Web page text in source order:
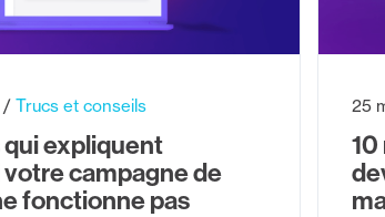
qui expliquent
campagne de
fonctionne pas
Trucs et conseils 25